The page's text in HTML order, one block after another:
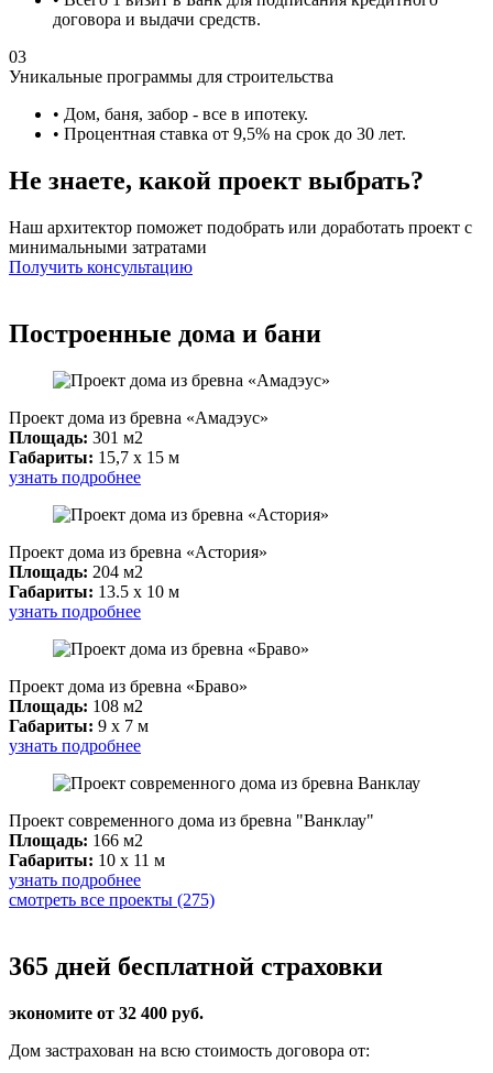
договора и выдачи средств.
03
Уникальные программы для строительства
• Дом, баня, забор - все в ипотеку.
• Процентная ставка от 9,5% на срок до 30 лет.
Не знаете, какой проект выбрать?
Наш архитектор поможет подобрать или доработать проект с
минимальными затратами
Получить консультацию
Построенные дома и бани
Проект дома из бревна «Амадэус»
Площадь: 301 м2
Габариты: 15,7 x 15 м
узнать подробнее
Проект дома из бревна «Астория»
Площадь: 204 м2
Габариты: 13.5 x 10 м
узнать подробнее
Проект дома из бревна «Браво»
Площадь: 108 м2
Габариты: 9 x 7 м
узнать подробнее
Проект современного дома из бревна "Ванклау"
Площадь: 166 м2
Габариты: 10 x 11 м
узнать подробнее
смотреть все проекты (275)
365 дней бесплатной страховки
экономите от 32 400 руб.
Дом застрахован на всю стоимость договора от: